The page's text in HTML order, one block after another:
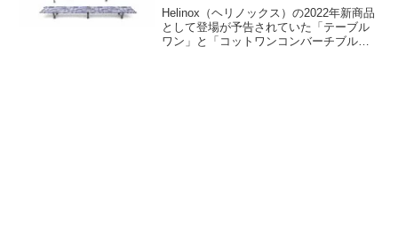
Helinox（ヘリノックス）の2022年新商品
として登場が予告されていた「テーブル
ワン」と「コットワンコンバーチブル」